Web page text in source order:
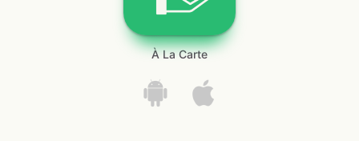
À La Carte